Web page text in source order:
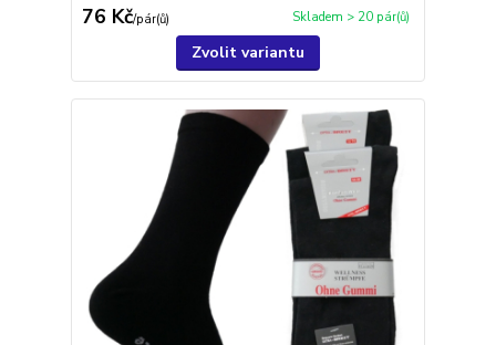
76 Kč/pár(ů) Skladem > 20 pár(ů)
Zvolit variantu